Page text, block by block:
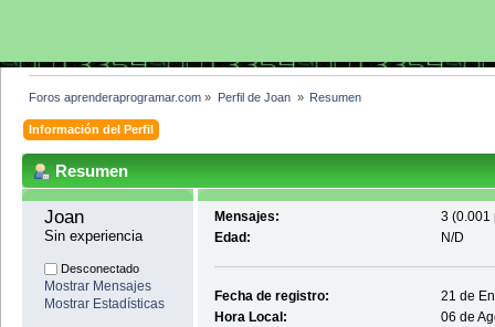
Foros aprenderaprogramar.com » Perfil de Joan » Resumen
Información del Perfil
Resumen
Joan
Sin experiencia
Desconectado
Mostrar Mensajes
Mostrar Estadísticas
Mensajes:
3 (0.001
Edad:
N/D
Fecha de registro:
21 de
Hora Local:
06 de